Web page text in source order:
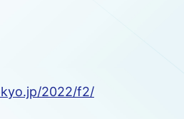
2022/f2/